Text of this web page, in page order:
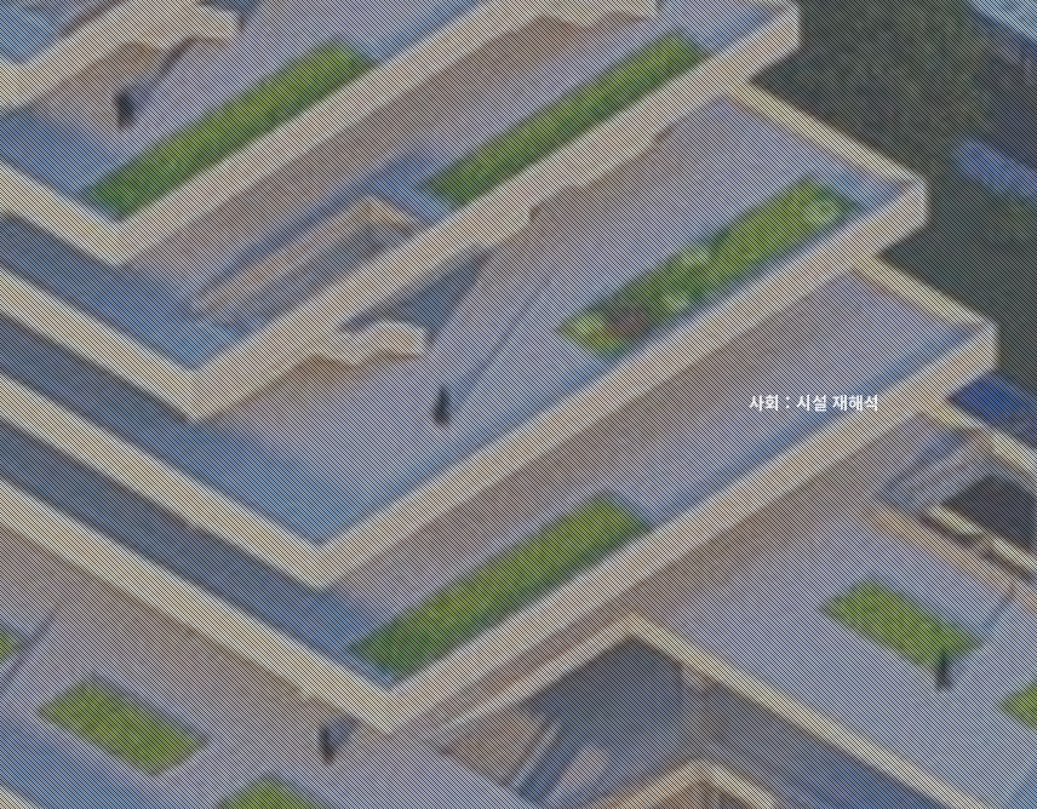
사회 : 시설 재해석
시작과끝
양승환 / YANG SEUNGHWAN